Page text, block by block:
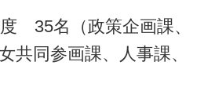
35名（政策企画課、
共同参画課、人事課、